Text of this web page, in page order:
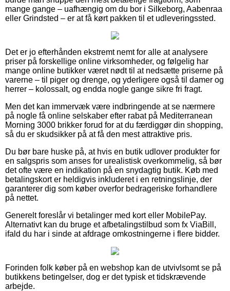
mange gange – uafhængig om du bor i Silkeborg, Aabenraa
eller Grindsted – er at få kørt pakken til et udleveringssted.
Det er jo efterhånden ekstremt nemt for alle at analysere
priser på forskellige online virksomheder, og følgelig har
mange online butikker været nødt til at nedsætte priserne på
varerne – til piger og drenge, og yderligere også til damer og
herrer – kolossalt, og endda nogle gange sikre fri fragt.
Men det kan immervæk være indbringende at se nærmere
på nogle få online selskaber efter rabat på Mediterranean
Morning 3000 brikker forud for at du færdiggør din shopping,
så du er skudsikker på at få den mest attraktive pris.
Du bør bare huske på, at hvis en butik udlover produkter for
en salgspris som anses for urealistisk overkommelig, så bør
det ofte være en indikation på en snydagtig butik. Køb med
betalingskort er heldigvis inkluderet i en retningslinje, der
garanterer dig som køber overfor bedrageriske forhandlere
på nettet.
Generelt foreslår vi betalinger med kort eller MobilePay.
Alternativt kan du bruge et afbetalingstilbud som fx ViaBill,
ifald du har i sinde at afdrage omkostningerne i flere bidder.
Forinden folk køber på en webshop kan de utvivlsomt se på
butikkens betingelser, dog er det typisk et tidskrævende
arbejde.